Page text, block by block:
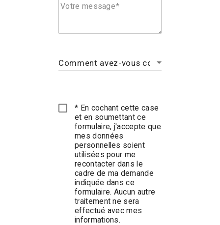
Votre message
* En cochant cette case
et en soumettant ce
formulaire, j'accepte que
mes données
personnelles soient
utilisées pour me
recontacter dans le
cadre de ma demande
indiquée dans ce
formulaire. Aucun autre
traitement ne sera
effectué avec mes
informations.